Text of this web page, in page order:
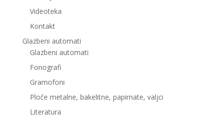
Videoteka
Kontakt
Glazbeni automati
Glazbeni automati
Fonografi
Gramofoni
Ploče metalne, bakelitne, papirnate, valjci
Literatura